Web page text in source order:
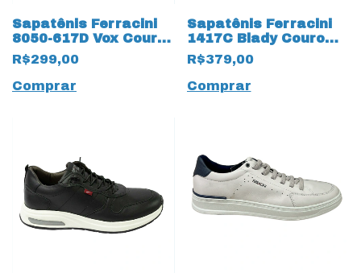
Sapatênis Ferracini
8050-617D Vox Couro
Natural 18779
Caramelo
R$299,00
Comprar
Sapatênis Ferracini
1417C Blady Couro
Natural Nobuck
16928 Areia
R$379,00
Comprar